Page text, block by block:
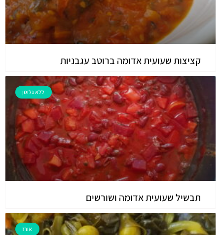
קציצות שעועית אדומה ברוטב עגבניות
ללא גלוטן
תבשיל שעועית אדומה ושורשים
אורז